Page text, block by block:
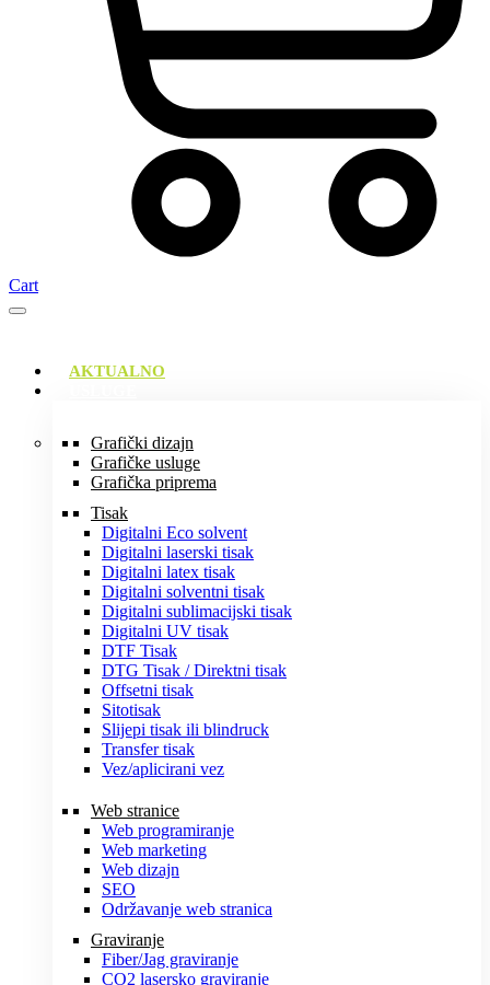
Cart
AKTUALNO
Grafički dizajn
Grafičke usluge
Grafička priprema
Tisak
Digitalni Eco solvent
Digitalni laserski tisak
Digitalni latex tisak
Digitalni solventni tisak
Digitalni sublimacijski tisak
Digitalni UV tisak
DTF Tisak
DTG Tisak / Direktni tisak
Offsetni tisak
Sitotisak
Slijepi tisak ili blindruck
Transfer tisak
Vez/aplicirani vez
Web stranice
Web programiranje
Web marketing
Web dizajn
SEO
Održavanje web stranica
Graviranje
Fiber/Jag graviranje
CO2 lasersko graviranje